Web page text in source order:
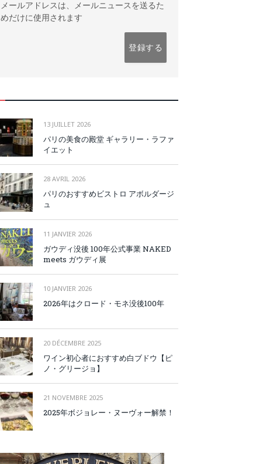
メールアドレスは、メールニュースを送るた
めだけに使用されます
13 JUILLET 2026
パリの美食の殿堂 ギャラリー・ラファ
イエット
28 AVRIL 2026
パリのおすすめビストロ アボルダージ
ュ
11 JANVIER 2026
ガウディ没後 100年公式事業 NAKED
meets ガウディ展
10 JANVIER 2026
2026年はクロード・モネ没後100年
20 DÉCEMBRE 2025
ワイン初心者におすすめ白ブドウ【ピ
ノ・グリージョ】
21 NOVEMBRE 2025
2025年ボジョレー・ヌーヴォー解禁！